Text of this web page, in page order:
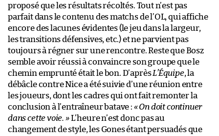
proposé que les résultats récoltés. Tout n’est pas
parfait dans le contenu des matchs de l’OL, qui affiche
encore des lacunes évidentes (le jeu dans la largeur,
les transitions défensives, etc.) et ne parvient pas
toujours à régner sur une rencontre. Reste que Bosz
semble avoir réussi à convaincre son groupe que le
chemin emprunté était le bon. D’aprèsL’Équipe, la
débâcle contre Nice a été suivie d’une réunion entre
les joueurs, dont les cadres qui ont fait remonter la
conclusion à l’entraîneur batave : « On doit continuer
dans cette voie. »L’heure n’est donc pas au
changement de style, les Gones étant persuadés que